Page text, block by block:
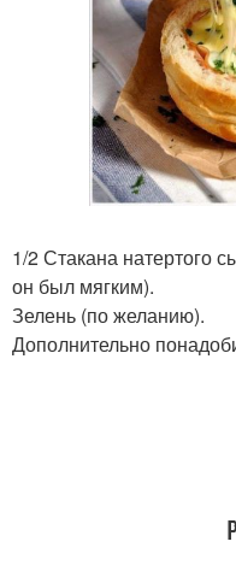
1/2 Стакана натертого
он был мягким).
Зелень (по желанию).
Дополнительно